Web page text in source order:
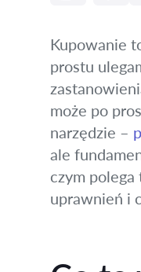
Kupowanie
prostu
może po
narzędzie –
ale
czym polega
uprawnień i